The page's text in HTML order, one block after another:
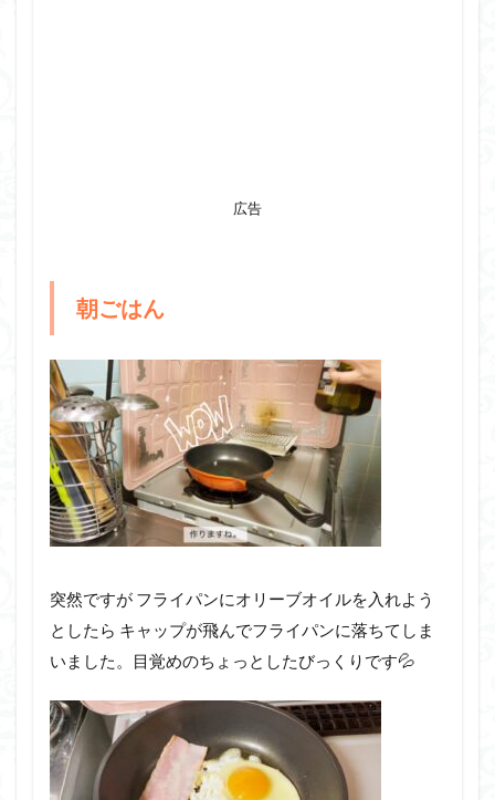
広告
朝ごはん
突然ですが フライパンにオリーブオイルを入れよう
としたら キャップが飛んでフライパンに落ちてしま
いました。目覚めのちょっとしたびっくりです💦